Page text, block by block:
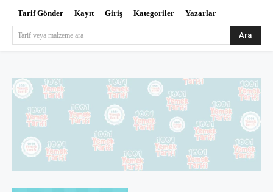
Tarif Gönder Kayıt Giriş Kategoriler Yazarlar
Tarif veya malzeme ara Ara